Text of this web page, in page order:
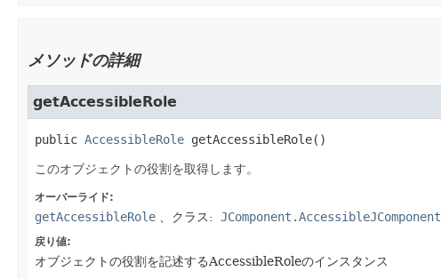
メソッドの詳細
getAccessibleRole
public AccessibleRole getAccessibleRole()
このオブジェクトの役割を取得します。
オーバーライド:
getAccessibleRole 、クラス: JComponent.AccessibleJComponent
戻り値:
オブジェクトの役割を記述するAccessibleRoleのインスタンス